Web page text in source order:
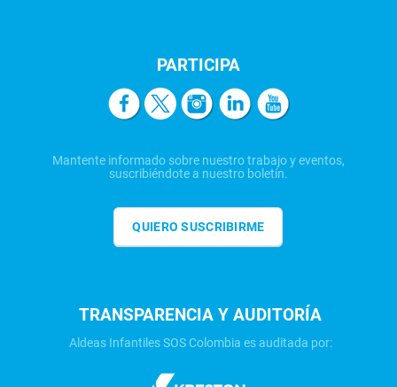
PARTICIPA
Mantente informado sobre nuestro trabajo y eventos,
suscribiéndote a nuestro boletín.
QUIERO SUSCRIBIRME
TRANSPARENCIA Y AUDITORÍA
Aldeas Infantiles SOS Colombia es auditada por: